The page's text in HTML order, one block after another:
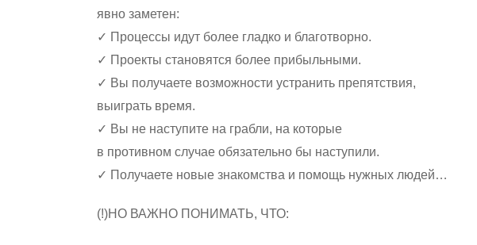
явно заметен:
✓ Процессы идут более гладко и благотворно.
✓ Проекты становятся более прибыльными.
✓ Вы получаете возможности устранить препятствия,
выиграть время.
✓ Вы не наступите на грабли, на которые
в противном случае обязательно бы наступили.
✓ Получаете новые знакомства и помощь нужных людей…
(!)НО ВАЖНО ПОНИМАТЬ, ЧТО: